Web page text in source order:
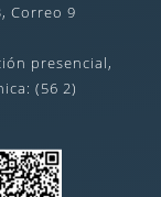
Correo 9
presencial,
(56 2)